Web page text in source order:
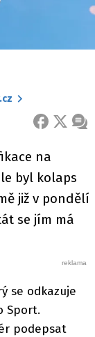
FACEBOOK
X
na
byl kolaps
již v pondělí
se jím má
se odkazuje
Sport.
podepsat